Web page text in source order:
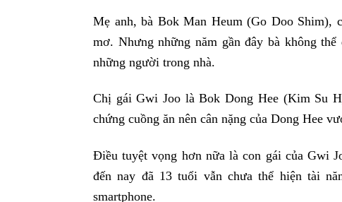
Mẹ anh, bà Bok Man Heum (Go Doo Shim),
mơ. Nhưng những năm gần đây bà không
những người trong nhà.
Chị gái Gwi Joo là Bok Dong Hee (Kim Su
chứng cuồng ăn nên cân nặng của Dong Hee
Điều tuyệt vọng hơn nữa là con gái của Gwi
đến nay đã 13 tuổi vẫn chưa thể hiện tài
smartphone.